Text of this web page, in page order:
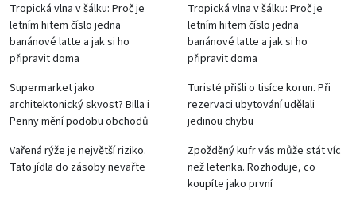
Tropická vlna v šálku: Proč je
letním hitem číslo jedna
banánové latte a jak si ho
připravit doma
Tropická vlna v šálku: Proč je
letním hitem číslo jedna
banánové latte a jak si ho
připravit doma
Supermarket jako
architektonický skvost? Billa i
Penny mění podobu obchodů
Turisté přišli o tisíce korun. Při
rezervaci ubytování udělali
jedinou chybu
Vařená rýže je největší riziko.
Tato jídla do zásoby nevařte
Zpožděný kufr vás může stát víc
než letenka. Rozhoduje, co
koupíte jako první